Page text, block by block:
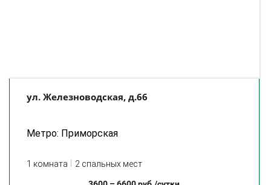
ул. Железноводская, д.66
Метро: Приморская
1 комната 2 спальных мест